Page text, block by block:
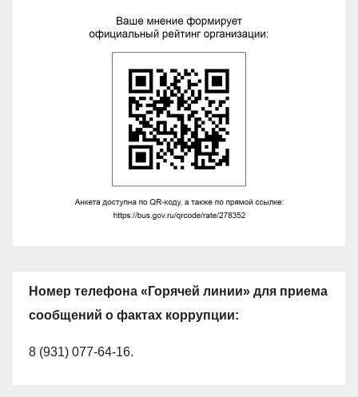
Номер телефона «Горячей линии» для приема
сообщений о фактах коррупции:
8 (931) 077-64-16.